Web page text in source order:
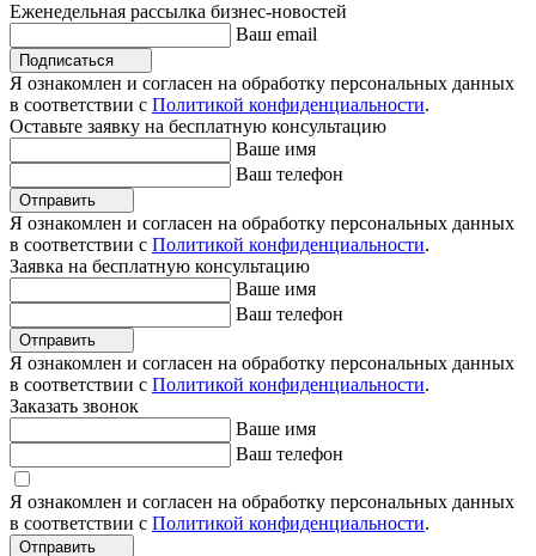
Еженедельная рассылка бизнес-новостей
Ваш email
Подписаться
Я ознакомлен и согласен на обработку персональных данных
в соответствии с Политикой конфиденциальности.
Оставьте заявку на бесплатную консультацию
Ваше имя
Ваш телефон
Отправить
Я ознакомлен и согласен на обработку персональных данных
в соответствии с Политикой конфиденциальности.
Заявка на бесплатную консультацию
Ваше имя
Ваш телефон
Отправить
Я ознакомлен и согласен на обработку персональных данных
в соответствии с Политикой конфиденциальности.
Заказать звонок
Ваше имя
Ваш телефон
Я ознакомлен и согласен на обработку персональных данных
в соответствии с Политикой конфиденциальности.
Отправить